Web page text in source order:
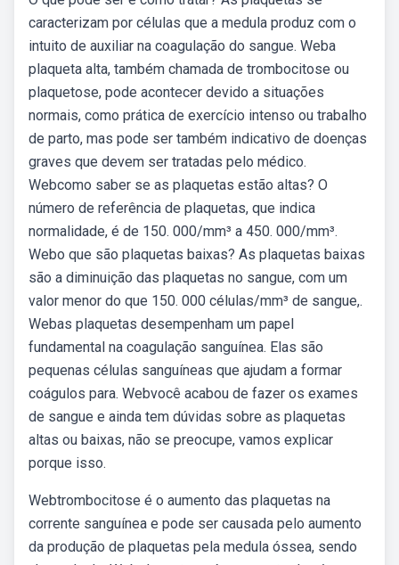
caracterizam por células que a medula produz com o
intuito de auxiliar na coagulação do sangue. Weba
plaqueta alta, também chamada de trombocitose ou
plaquetose, pode acontecer devido a situações
normais, como prática de exercício intenso ou trabalho
de parto, mas pode ser também indicativo de doenças
graves que devem ser tratadas pelo médico.
Webcomo saber se as plaquetas estão altas? O
número de referência de plaquetas, que indica
normalidade, é de 150. 000/mm³ a 450. 000/mm³.
Webo que são plaquetas baixas? As plaquetas baixas
são a diminuição das plaquetas no sangue, com um
valor menor do que 150. 000 células/mm³ de sangue,.
Webas plaquetas desempenham um papel
fundamental na coagulação sanguínea. Elas são
pequenas células sanguíneas que ajudam a formar
coágulos para. Webvocê acabou de fazer os exames
de sangue e ainda tem dúvidas sobre as plaquetas
altas ou baixas, não se preocupe, vamos explicar
porque isso.
Webtrombocitose é o aumento das plaquetas na
corrente sanguínea e pode ser causada pelo aumento
da produção de plaquetas pela medula óssea, sendo